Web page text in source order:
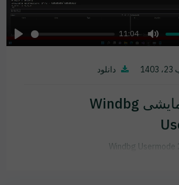
Play
11:04
Mute
دانلود
نسخه ی نمایشی Windbg